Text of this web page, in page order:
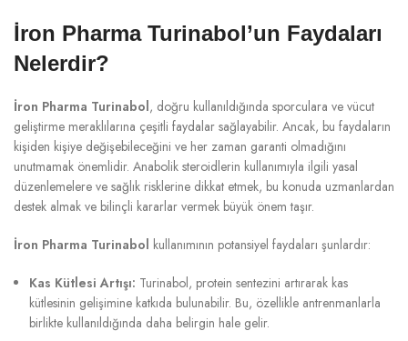
İron Pharma Turinabol’un Faydaları
Nelerdir?
İron Pharma Turinabol, doğru kullanıldığında sporculara ve vücut
geliştirme meraklılarına çeşitli faydalar sağlayabilir. Ancak, bu faydaların
kişiden kişiye değişebileceğini ve her zaman garanti olmadığını
unutmamak önemlidir. Anabolik steroidlerin kullanımıyla ilgili yasal
düzenlemelere ve sağlık risklerine dikkat etmek, bu konuda uzmanlardan
destek almak ve bilinçli kararlar vermek büyük önem taşır.
İron Pharma Turinabol kullanımının potansiyel faydaları şunlardır:
Kas Kütlesi Artışı: Turinabol, protein sentezini artırarak kas
kütlesinin gelişimine katkıda bulunabilir. Bu, özellikle antrenmanlarla
birlikte kullanıldığında daha belirgin hale gelir.